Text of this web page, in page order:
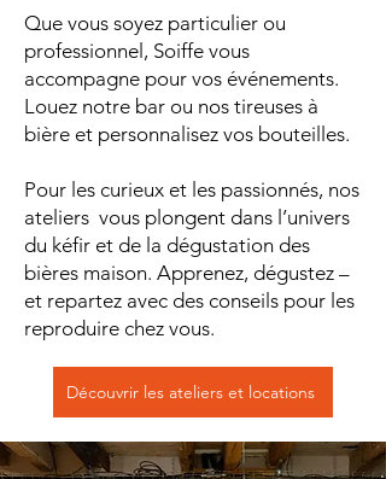
Que vous soyez particulier ou
professionnel, Soiffe vous
accompagne pour vos événements.
Louez notre bar ou nos tireuses à
bière et personnalisez vos bouteilles.
Pour les curieux et les passionnés, nos
ateliers vous plongent dans l’univers
du kéfir et de la dégustation des
bières maison. Apprenez, dégustez –
et repartez avec des conseils pour les
reproduire chez vous.
Découvrir les ateliers et locations